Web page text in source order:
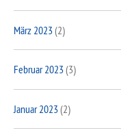
März 2023(2)
Februar 2023(3)
Januar 2023(2)